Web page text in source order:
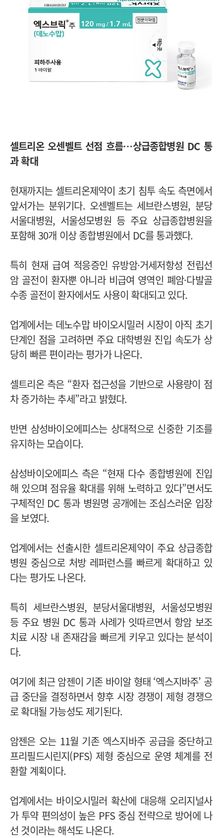
셀트리온 오센벨트 선점 흐름…상급종합병원 DC 통
과 확대
현재까지는 셀트리온제약이 초기 침투 속도 측면에서
앞서가는 분위기다. 오센벨트는 세브란스병원, 분당
서울대병원, 서울성모병원 등 주요 상급종합병원을
포함해 30개 이상 종합병원에서 DC를 통과했다.
특히 현재 급여 적응증인 유방암·거세저항성 전립선
암 골전이 환자뿐 아니라 비급여 영역인 폐암·다발골
수종 골전이 환자에서도 사용이 확대되고 있다.
업계에서는 데노수맙 바이오시밀러 시장이 아직 초기
단계인 점을 고려하면 주요 대학병원 진입 속도가 상
당히 빠른 편이라는 평가가 나온다.
셀트리온 측은 “환자 접근성을 기반으로 사용량이 점
차 증가하는 추세”라고 밝혔다.
반면 삼성바이오에피스는 상대적으로 신중한 기조를
유지하는 모습이다.
삼성바이오에피스 측은 “현재 다수 종합병원에 진입
해 있으며 점유율 확대를 위해 노력하고 있다”면서도
구체적인 DC 통과 병원명 공개에는 조심스러운 입장
을 보였다.
업계에서는 선출시한 셀트리온제약이 주요 상급종합
병원 중심으로 처방 레퍼런스를 빠르게 확대하고 있
다는 평가도 나온다.
특히 세브란스병원, 분당서울대병원, 서울성모병원
등 주요 병원 DC 통과 사례가 잇따르면서 항암 보조
치료 시장 내 존재감을 빠르게 키우고 있다는 분석이
다.
여기에 최근 암젠이 기존 바이알 형태 ‘엑스지바주’ 공
급 중단을 결정하면서 향후 시장 경쟁이 제형 경쟁으
로 확대될 가능성도 제기된다.
암젠은 오는 11월 기존 엑스지바주 공급을 중단하고
프리필드시린지(PFS) 제형 중심으로 운영 체계를 전
환할 계획이다.
업계에서는 바이오시밀러 확산에 대응해 오리지널사
가 투약 편의성이 높은 PFS 중심 전략으로 방어에 나
선 것이라는 해석도 나온다.